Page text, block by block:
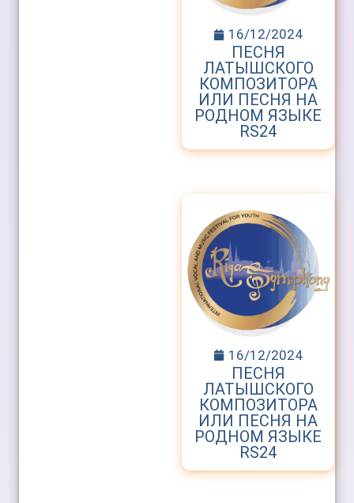
16/12/2024
ПЕСНЯ
ЛАТЫШСКОГО
КОМПОЗИТОРА
ИЛИ ПЕСНЯ НА
РОДНОМ ЯЗЫКЕ
RS24
16/12/2024
ПЕСНЯ
ЛАТЫШСКОГО
КОМПОЗИТОРА
ИЛИ ПЕСНЯ НА
РОДНОМ ЯЗЫКЕ
RS24